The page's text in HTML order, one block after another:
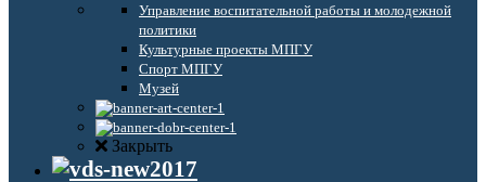
Управление воспитательной работы и молодежной
политики
Культурные проекты МПГУ
Спорт МПГУ
Музей
Закрыть